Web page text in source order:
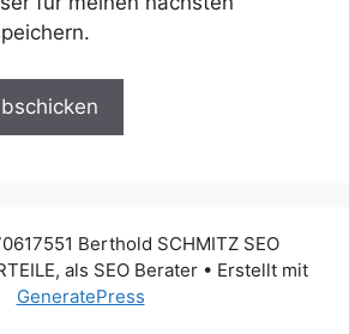
Berthold SCHMITZ SEO
als SEO Berater• Erstellt mit
GeneratePress